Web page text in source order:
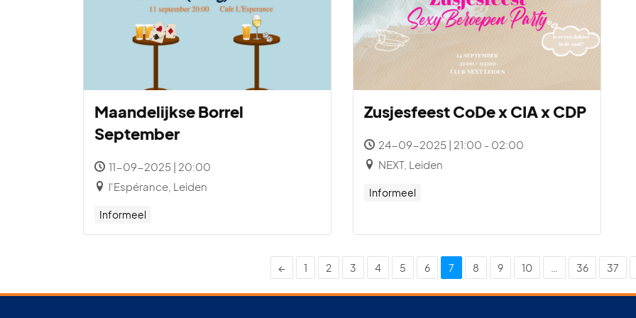
Maandelijkse Borrel
September
11-09-2025 | 20:00
l'Espérance, Leiden
Informeel
Zusjesfeest CoDe x CIA x CDP
24-09-2025 | 21:00 - 02:00
NEXT, Leiden
Informeel
← 1 2 3 4 5 6 7 8 9 10 36 37